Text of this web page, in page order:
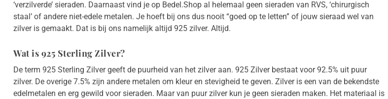
‘verzilverde’ sieraden. Daarnaast vind je op Bedel.Shop al helemaal geen sieraden van RVS, ‘chirurgisch
staal’ of andere niet-edele metalen. Je hoeft bij ons dus nooit “goed op te letten” of jouw sieraad wel van
zilver is gemaakt. Dat is bij ons namelijk altijd 925 zilver. Altijd.
Wat is 925 Sterling Zilver?
De term 925 Sterling Zilver geeft de puurheid van het zilver aan. 925 Zilver bestaat voor 92.5% uit puur
zilver. De overige 7.5% zijn andere metalen om kleur en stevigheid te geven. Zilver is een van de bekendste
edelmetalen en erg gewild voor sieraden. Maar van puur zilver kun je geen sieraden maken. Het materiaal is